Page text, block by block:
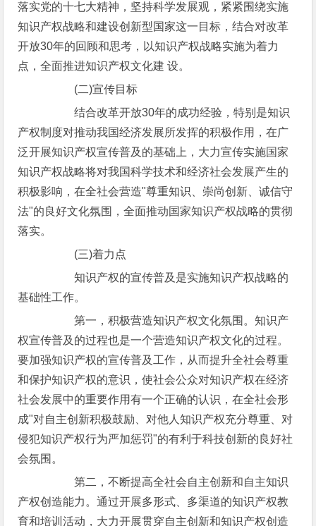
落实党的十七大精神，坚持科学发展观，紧紧围绕实施
知识产权战略和建设创新型国家这一目标，结合对改革
开放30年的回顾和思考，以知识产权战略实施为着力
点，全面推进知识产权文化建 设。
(二)宣传目标
结合改革开放30年的成功经验，特别是知识
产权制度对推动我国经济发展所发挥的积极作用，在广
泛开展知识产权宣传普及的基础上，大力宣传实施国家
知识产权战略将对我国科学技术和经济社会发展产生的
积极影响，在全社会营造"尊重知识、崇尚创新、诚信守
法"的良好文化氛围，全面推动国家知识产权战略的贯彻
落实。
(三)着力点
知识产权的宣传普及是实施知识产权战略的
基础性工作。
第一，积极营造知识产权文化氛围。知识产
权宣传普及的过程也是一个营造知识产权文化的过程。
要加强知识产权的宣传普及工作，从而提升全社会尊重
和保护知识产权的意识，使社会公众对知识产权在经济
社会发展中的重要作用有一个正确的认识，在全社会形
成"对自主创新积极鼓励、对他人知识产权充分尊重、对
侵犯知识产权行为严加惩罚"的有利于科技创新的良好社
会氛围。
第二，不断提高全社会自主创新和自主知识
产权创造能力。通过开展多形式、多渠道的知识产权教
育和培训活动，大力开展贯穿自主创新和知识产权创造